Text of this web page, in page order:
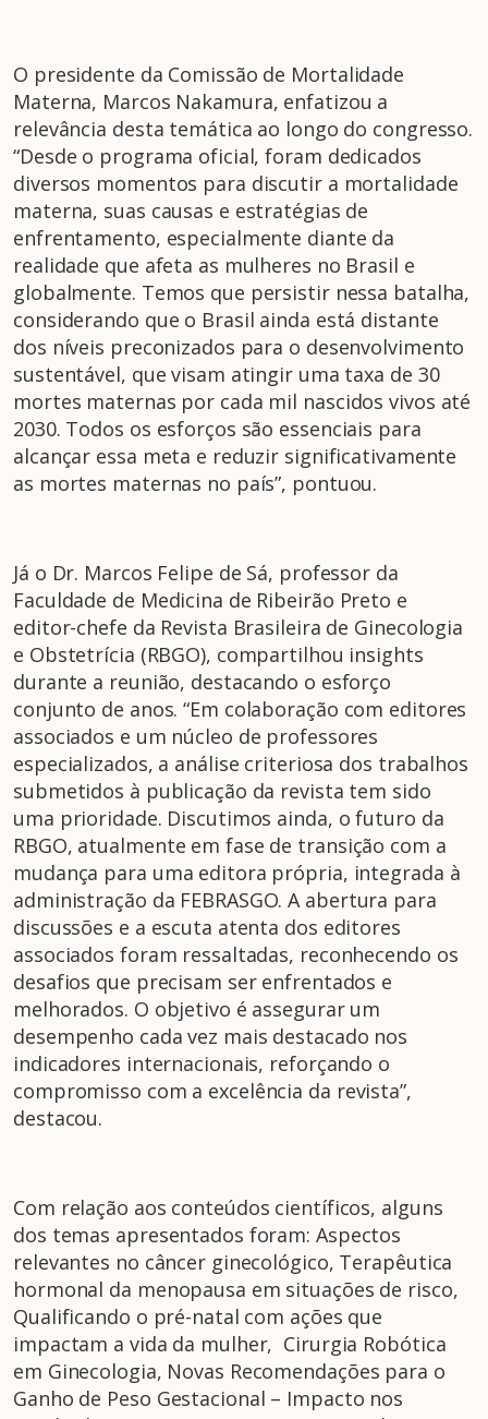
O presidente da Comissão de Mortalidade
Materna, Marcos Nakamura, enfatizou a
relevância desta temática ao longo do congresso.
“Desde o programa oficial, foram dedicados
diversos momentos para discutir a mortalidade
materna, suas causas e estratégias de
enfrentamento, especialmente diante da
realidade que afeta as mulheres no Brasil e
globalmente. Temos que persistir nessa batalha,
considerando que o Brasil ainda está distante
dos níveis preconizados para o desenvolvimento
sustentável, que visam atingir uma taxa de 30
mortes maternas por cada mil nascidos vivos até
2030. Todos os esforços são essenciais para
alcançar essa meta e reduzir significativamente
as mortes maternas no país”, pontuou.
Já o Dr. Marcos Felipe de Sá, professor da
Faculdade de Medicina de Ribeirão Preto e
editor-chefe da Revista Brasileira de Ginecologia
e Obstetrícia (RBGO), compartilhou insights
durante a reunião, destacando o esforço
conjunto de anos. “Em colaboração com editores
associados e um núcleo de professores
especializados, a análise criteriosa dos trabalhos
submetidos à publicação da revista tem sido
uma prioridade. Discutimos ainda, o futuro da
RBGO, atualmente em fase de transição com a
mudança para uma editora própria, integrada à
administração da FEBRASGO. A abertura para
discussões e a escuta atenta dos editores
associados foram ressaltadas, reconhecendo os
desafios que precisam ser enfrentados e
melhorados. O objetivo é assegurar um
desempenho cada vez mais destacado nos
indicadores internacionais, reforçando o
compromisso com a excelência da revista”,
destacou.
Com relação aos conteúdos científicos, alguns
dos temas apresentados foram: Aspectos
relevantes no câncer ginecológico, Terapêutica
hormonal da menopausa em situações de risco,
Qualificando o pré-natal com ações que
impactam a vida da mulher, Cirurgia Robótica
em Ginecologia, Novas Recomendações para o
Ganho de Peso Gestacional – Impacto nos